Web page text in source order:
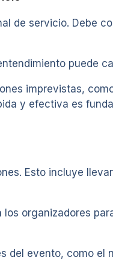
de servicio. Debe
puede
imprevistas,
y efectiva es
Esto incluye
organizadores
del evento, como